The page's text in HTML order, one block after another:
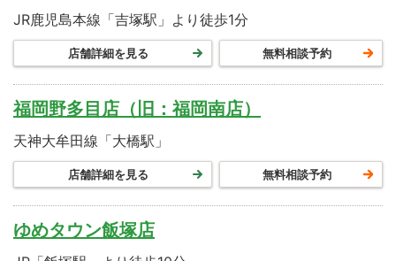
JR鹿児島本線「吉塚駅」より徒歩1分
店舗詳細を見る 無料相談予約
福岡野多目店（旧：福岡南店）
天神大牟田線「大橋駅」
店舗詳細を見る 無料相談予約
ゆめタウン飯塚店